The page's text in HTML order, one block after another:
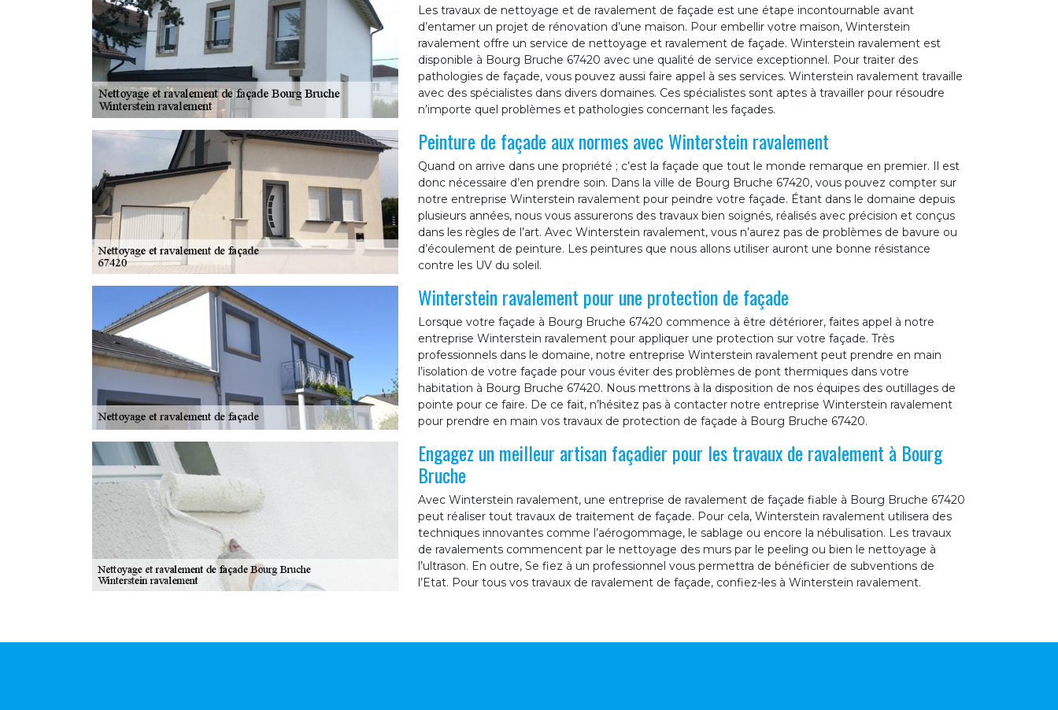
Les travaux de nettoyage et de ravalement de façade est une étape incontournable avant
d’entamer un projet de rénovation d’une maison. Pour embellir votre maison, Winterstein
ravalement offre un service de nettoyage et ravalement de façade. Winterstein ravalement est
disponible à Bourg Bruche 67420 avec une qualité de service exceptionnel. Pour traiter des
pathologies de façade, vous pouvez aussi faire appel à ses services. Winterstein ravalement travaille
avec des spécialistes dans divers domaines. Ces spécialistes sont aptes à travailler pour résoudre
n’importe quel problèmes et pathologies concernant les façades.
Peinture de façade aux normes avec Winterstein ravalement
Quand on arrive dans une propriété ; c’est la façade que tout le monde remarque en premier. Il est
donc nécessaire d’en prendre soin. Dans la ville de Bourg Bruche 67420, vous pouvez compter sur
notre entreprise Winterstein ravalement pour peindre votre façade. Étant dans le domaine depuis
plusieurs années, nous vous assurerons des travaux bien soignés, réalisés avec précision et conçus
dans les règles de l’art. Avec Winterstein ravalement, vous n’aurez pas de problèmes de bavure ou
d’écoulement de peinture. Les peintures que nous allons utiliser auront une bonne résistance
contre les UV du soleil.
Winterstein ravalement pour une protection de façade
Lorsque votre façade à Bourg Bruche 67420 commence à être détériorer, faites appel à notre
entreprise Winterstein ravalement pour appliquer une protection sur votre façade. Très
professionnels dans le domaine, notre entreprise Winterstein ravalement peut prendre en main
l’isolation de votre façade pour vous éviter des problèmes de pont thermiques dans votre
habitation à Bourg Bruche 67420. Nous mettrons à la disposition de nos équipes des outillages de
pointe pour ce faire. De ce fait, n’hésitez pas à contacter notre entreprise Winterstein ravalement
pour prendre en main vos travaux de protection de façade à Bourg Bruche 67420.
Engagez un meilleur artisan façadier pour les travaux de ravalement à Bourg
Bruche
Avec Winterstein ravalement, une entreprise de ravalement de façade fiable à Bourg Bruche 67420
peut réaliser tout travaux de traitement de façade. Pour cela, Winterstein ravalement utilisera des
techniques innovantes comme l’aérogommage, le sablage ou encore la nébulisation. Les travaux
de ravalements commencent par le nettoyage des murs par le peeling ou bien le nettoyage à
l’ultrason. En outre, Se fiez à un professionnel vous permettra de bénéficier de subventions de
l’Etat. Pour tous vos travaux de ravalement de façade, confiez-les à Winterstein ravalement.